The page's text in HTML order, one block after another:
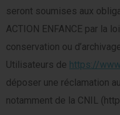
seront soumises aux
ACTION ENFANCE par la
conservation ou
Utilisateurs de https://
déposer une réclamation
notamment de la CNIL